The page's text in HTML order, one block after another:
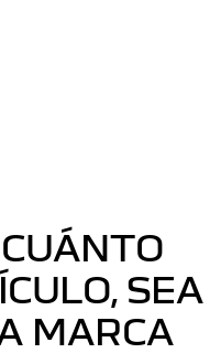
SEA
MARCA